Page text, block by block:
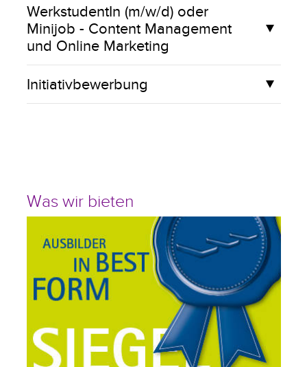
WerkstudentIn (m/w/d) oder
Minijob - Content Management
und Online Marketing
Initiativbewerbung
Was wir bieten